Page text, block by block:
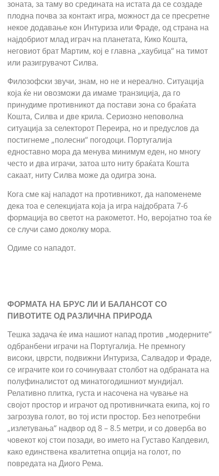
зоната, за таму во средината на истата да се создаде
плодна почва за контакт игра, можност да се пресретне
некое додавање кон Интуриза или Фраде, од страна на
најдобриот млад играч на планетата, Кико Кошта,
неговиот брат Мартим, кој е главна „хаубица“ на тимот
или разигрувачот Силва.
Филозофски звучи, знам, но не и нереално. Ситуација
која ќе ни овозможи да имаме транзиција, да го
принудиме противникот да постави зона со браќата
Кошта, Силва и две крила. Сериозно неповолна
ситуација за селекторот Переира, но и предуслов да
постигнеме „полесни“ погодоци. Португалија
едноставно мора да менува минимум еден, но многу
често и два играчи, затоа што ниту браќата Кошта
сакаат, ниту Силва може да одигра зона.
Кога сме кај нападот на противникот, да напоменеме
дека тоа е селекцијата која ја игра најдобрата 7-6
формација во светот на ракометот. Но, веројатно тоа ќе
се случи само доколку мора.
Одиме со нападот.
ФОРМАТА НА БРУС ЛИ И БАЛАНСОТ СО
ПИВОТИТЕ ОД РАЗЛИЧНА ПРИРОДА
Тешка задача ќе има нашиот напад против „модерните“
одбранбени играчи на Португалија. Не премногу
високи, цврсти, подвижни Интуриза, Салвадор и Фраде,
се играчите кои го сочинуваат столбот на одбраната на
полуфиналистот од минатогодишниот мундијал.
Релативно плитка, густа и насочена на чување на
својот простор и играчот од противничката екипа, кој го
загрозува голот, во тој исти простор. Без непотребни
„излетувања“ надвор од 8 – 8.5 метри, и со доверба во
човекот кој стои позади, во името на Густаво Капдевил,
како единствена квалитетна опција на голот, по
повредата на Диого Рема.